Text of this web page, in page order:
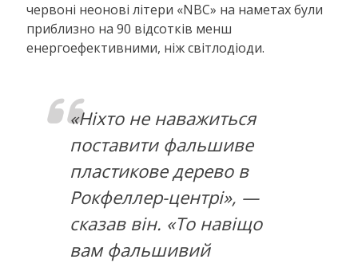
червоні неонові літери «NBC» на наметах були
приблизно на 90 відсотків менш
енергоефективними, ніж світлодіоди.
«Ніхто не наважиться
поставити фальшиве
пластикове дерево в
Рокфеллер-центрі», —
сказав він. «То навіщо
вам фальшивий